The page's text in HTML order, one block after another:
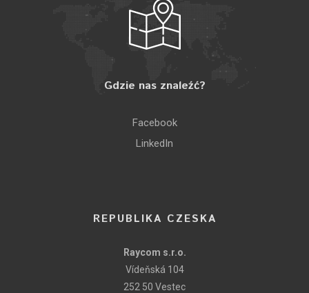
Gdzie nas znaleźć?
Facebook
LinkedIn
REPUBLIKA CZESKA
Raycom s.r.o.
Vídeňská 104
252 50 Vestec